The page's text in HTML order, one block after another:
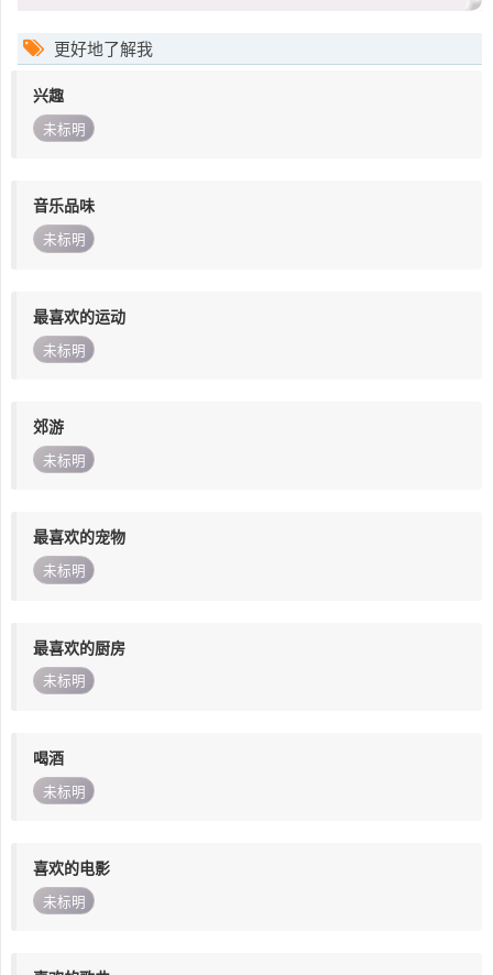
更好地了解我
兴趣
未标明
音乐品味
未标明
最喜欢的运动
未标明
郊游
未标明
最喜欢的宠物
未标明
最喜欢的厨房
未标明
喝酒
未标明
喜欢的电影
未标明